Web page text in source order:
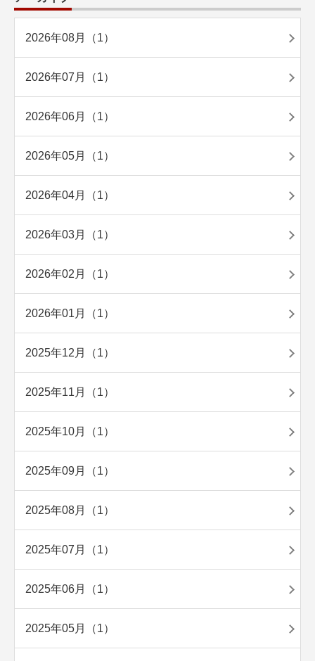
2026年08月（1）
2026年07月（1）
2026年06月（1）
2026年05月（1）
2026年04月（1）
2026年03月（1）
2026年02月（1）
2026年01月（1）
2025年12月（1）
2025年11月（1）
2025年10月（1）
2025年09月（1）
2025年08月（1）
2025年07月（1）
2025年06月（1）
2025年05月（1）